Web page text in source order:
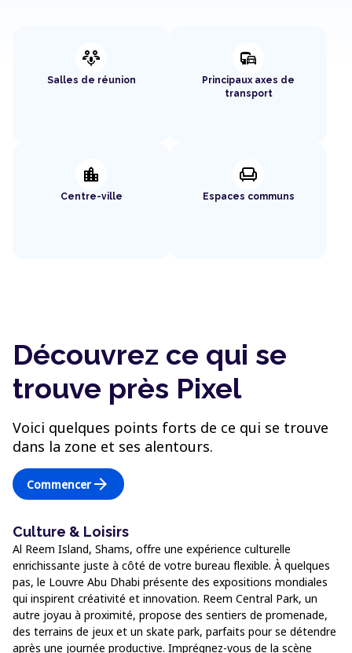
adaptive_audio_mic
Salles de réunion
commute
Principaux axes de
transport
location_city
Centre-ville
chair
Espaces communs
Découvrez ce qui se
trouve près Pixel
Voici quelques points forts de ce qui se trouve
dans la zone et ses alentours.
Commencerarrow_forward
Culture & Loisirs
Al Reem Island, Shams, offre une expérience culturelle
enrichissante juste à côté de votre bureau flexible. À quelques
pas, le Louvre Abu Dhabi présente des expositions mondiales
qui inspirent créativité et innovation. Reem Central Park, un
autre joyau à proximité, propose des sentiers de promenade,
des terrains de jeux et un skate park, parfaits pour se détendre
après une journée productive. Imprégnez-vous de la scène